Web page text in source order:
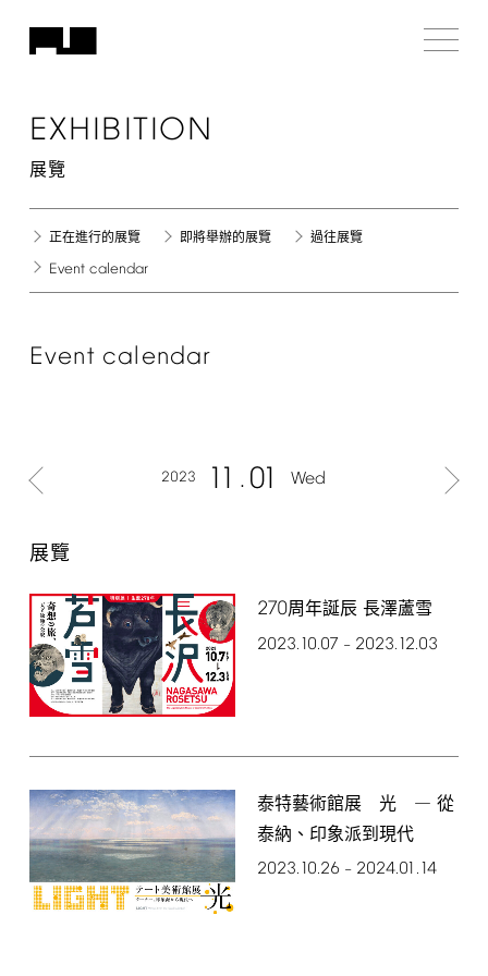
EXHIBITION
展覽
正在進行的展覽 即將舉辦的展覽 過往展覽
Event calendar
Event calendar
2023 11 01 Wed
展覽
270周年誕辰 長澤蘆雪
2023.10.07 – 2023.12.03
泰特藝術館展 光 ― 從
泰納、印象派到現代
2023.10.26– 2024.01.14